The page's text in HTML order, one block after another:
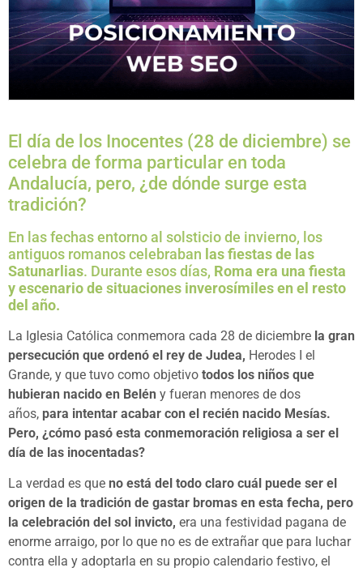
El día de los Inocentes (28 de diciembre) se
celebra de forma particular en toda
Andalucía, pero, ¿de dónde surge esta
tradición?
En las fechas entorno al solsticio de invierno, los
antiguos romanos celebraban las fiestas de las
Satunarlias. Durante esos días, Roma era una fiesta
y escenario de situaciones inverosímiles en el resto
del año.
La Iglesia Católica conmemora cada 28 de diciembre la gran
persecución que ordenó el rey de Judea, Herodes I el
Grande, y que tuvo como objetivo todos los niños que
hubieran nacido en Belén y fueran menores de dos
años, para intentar acabar con el recién nacido Mesías.
Pero, ¿cómo pasó esta conmemoración religiosa a ser el
día de las inocentadas?
La verdad es que no está del todo claro cuál puede ser el
origen de la tradición de gastar bromas en esta fecha, pero
la celebración del sol invicto, era una festividad pagana de
enorme arraigo, por lo que no es de extrañar que para luchar
contra ella y adoptarla en su propio calendario festivo, el